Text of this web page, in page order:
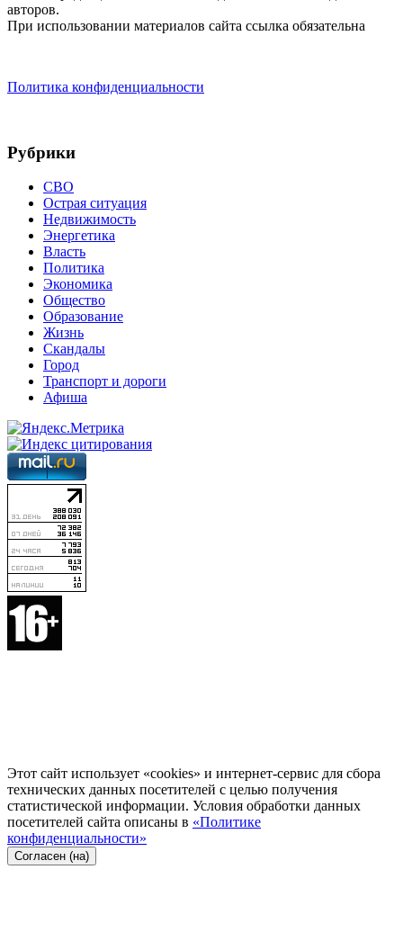
авторов.
При использовании материалов сайта ссылка обязательна
Политика конфиденциальности
Рубрики
СВО
Острая ситуация
Недвижимость
Энергетика
Власть
Политика
Экономика
Общество
Образование
Жизнь
Скандалы
Город
Транспорт и дороги
Афиша
Этот сайт использует «cookies» и интернет-сервис для сбора
технических данных посетителей с целью получения
статистической информации. Условия обработки данных
посетителей сайта описаны в «Политике
конфиденциальности»
Согласен (на)